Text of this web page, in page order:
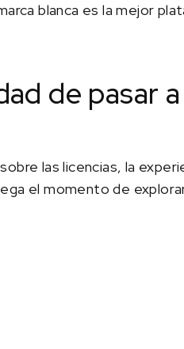
blanca es la mejor
de pasar a
las licencias, la
el momento de